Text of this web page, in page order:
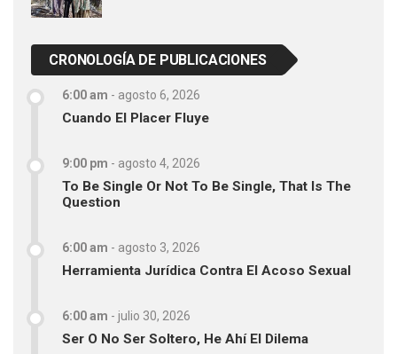
CRONOLOGÍA DE PUBLICACIONES
6:00 am - agosto 6, 2026
Cuando El Placer Fluye
9:00 pm - agosto 4, 2026
To Be Single Or Not To Be Single, That Is The
Question
6:00 am - agosto 3, 2026
Herramienta Jurídica Contra El Acoso Sexual
6:00 am - julio 30, 2026
Ser O No Ser Soltero, He Ahí El Dilema